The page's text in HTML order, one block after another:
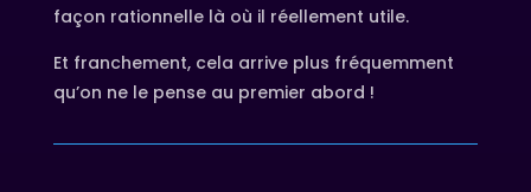
façon rationnelle là où il réellement utile.
Et franchement, cela arrive plus fréquemment
qu’on ne le pense au premier abord !